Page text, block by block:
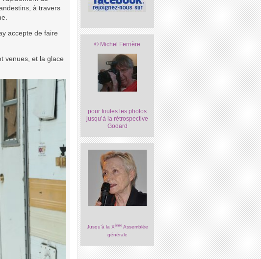
à travers
accepte de faire
venues, et la glace
© Michel Ferrière
pour toutes les photos
jusqu’à la rétrospective
Godard
Jusqu’à la XèmeAssemblée
générale